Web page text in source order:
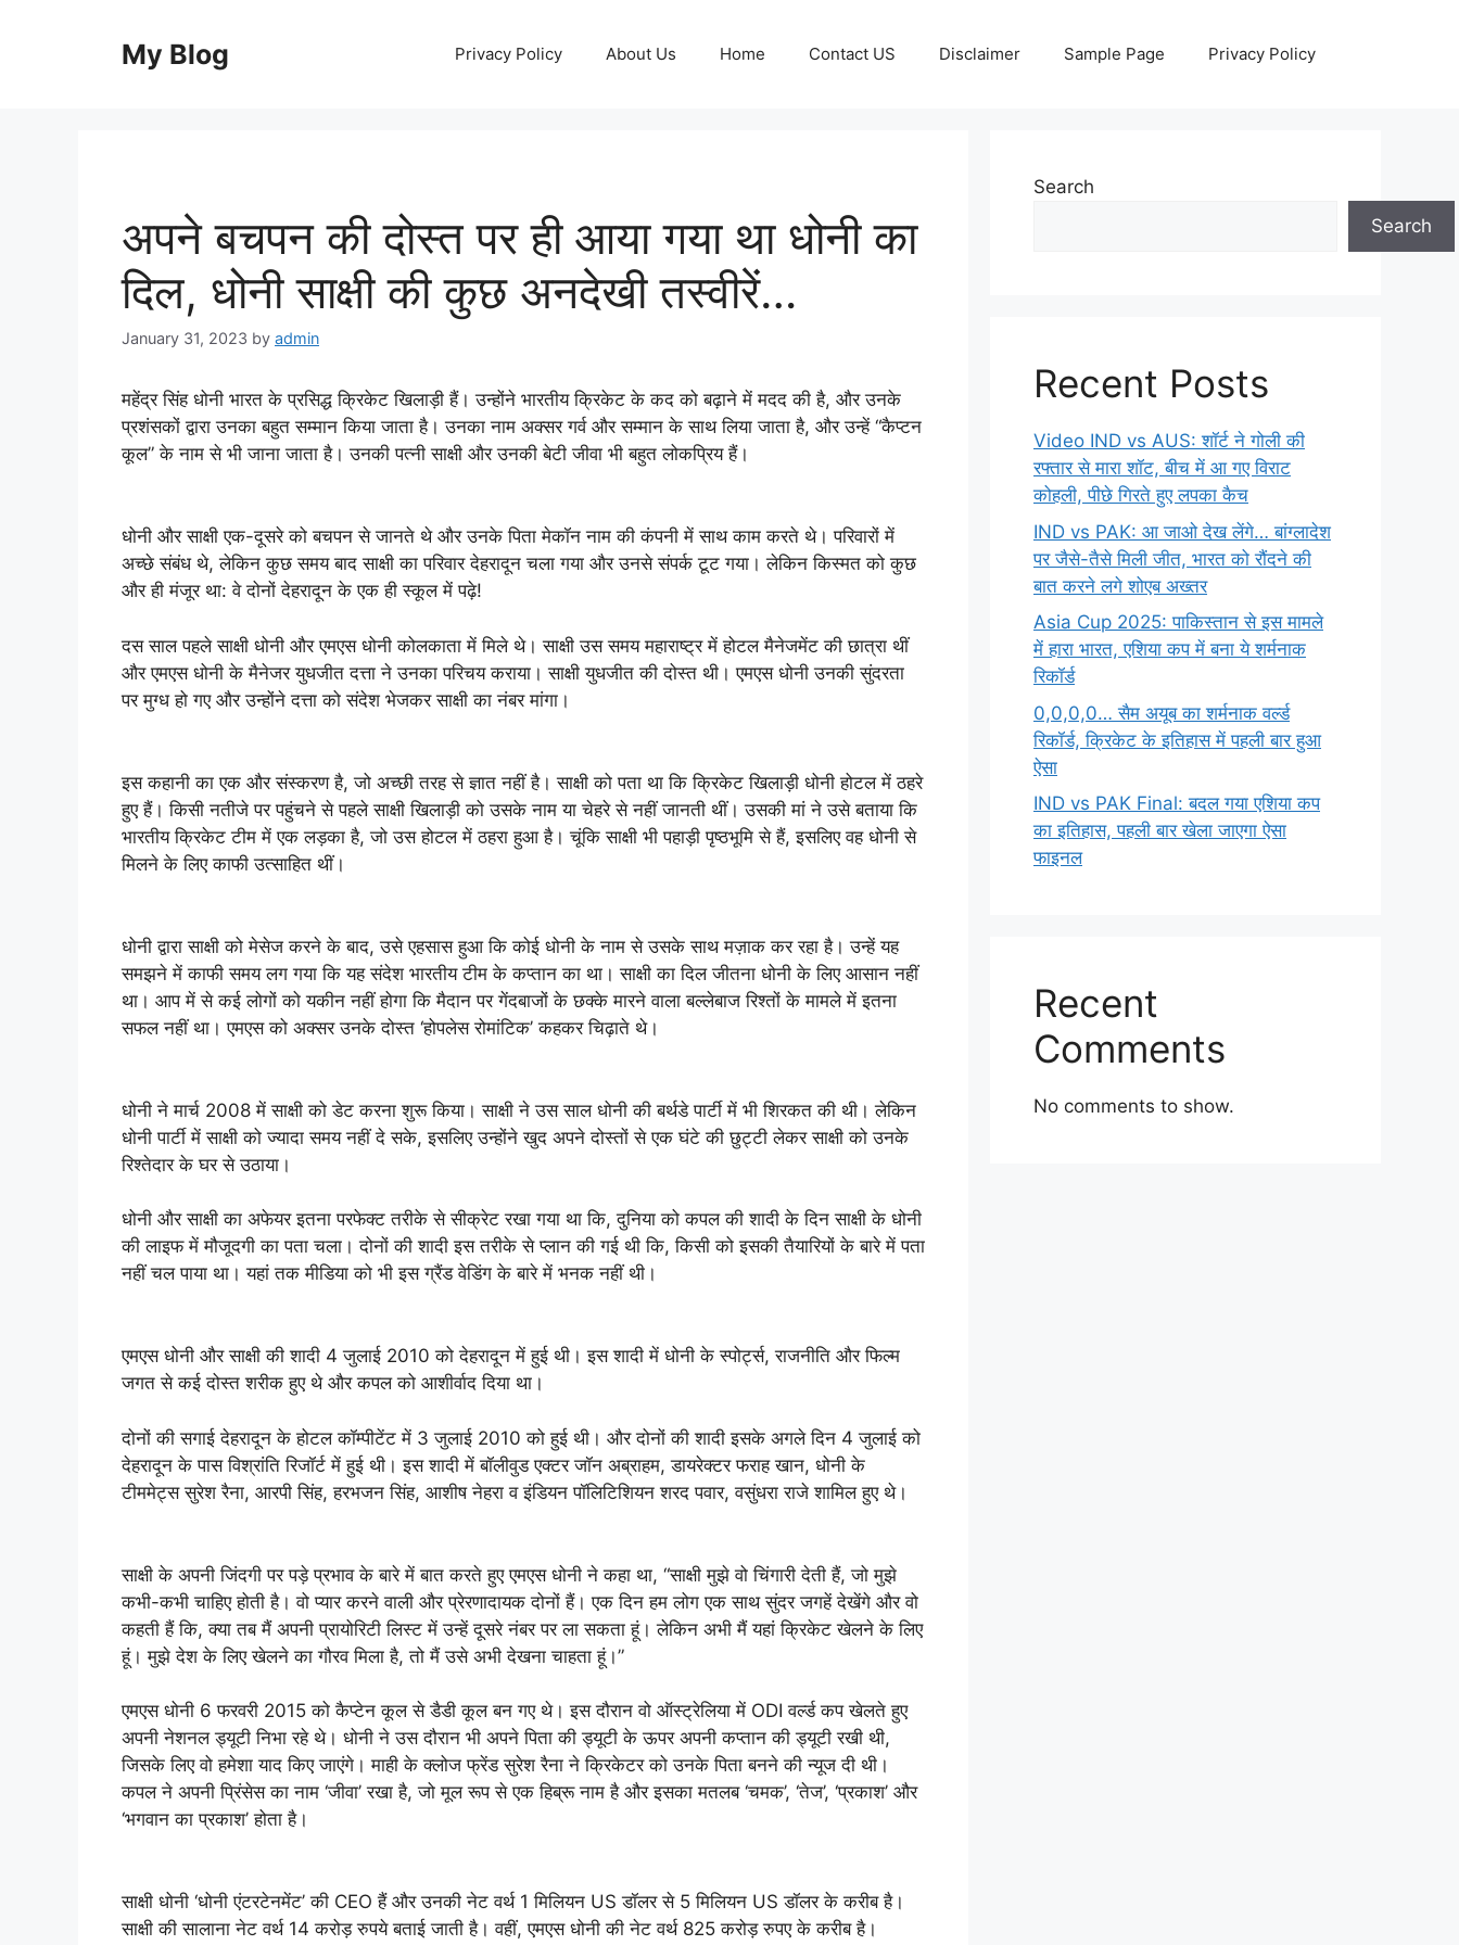
My Blog Privacy Policy About Us Home Contact US Disclaimer Sample Page Privacy Policy
अपने बचपन की दोस्त पर ही आया गया था धोनी का
दिल, धोनी साक्षी की कुछ अनदेखी तस्वीरें…
January 31, 2023 by admin
महेंद्र सिंह धोनी भारत के प्रसिद्ध क्रिकेट खिलाड़ी हैं। उन्होंने भारतीय क्रिकेट के कद को बढ़ाने में मदद की है, और उनके
प्रशंसकों द्वारा उनका बहुत सम्मान किया जाता है। उनका नाम अक्सर गर्व और सम्मान के साथ लिया जाता है, और उन्हें “कैप्टन
कूल” के नाम से भी जाना जाता है। उनकी पत्नी साक्षी और उनकी बेटी जीवा भी बहुत लोकप्रिय हैं।
धोनी और साक्षी एक-दूसरे को बचपन से जानते थे और उनके पिता मेकॉन नाम की कंपनी में साथ काम करते थे। परिवारों में
अच्छे संबंध थे, लेकिन कुछ समय बाद साक्षी का परिवार देहरादून चला गया और उनसे संपर्क टूट गया। लेकिन किस्मत को कुछ
और ही मंजूर था: वे दोनों देहरादून के एक ही स्कूल में पढ़े!
दस साल पहले साक्षी धोनी और एमएस धोनी कोलकाता में मिले थे। साक्षी उस समय महाराष्ट्र में होटल मैनेजमेंट की छात्रा थीं
और एमएस धोनी के मैनेजर युधजीत दत्ता ने उनका परिचय कराया। साक्षी युधजीत की दोस्त थी। एमएस धोनी उनकी सुंदरता
पर मुग्ध हो गए और उन्होंने दत्ता को संदेश भेजकर साक्षी का नंबर मांगा।
इस कहानी का एक और संस्करण है, जो अच्छी तरह से ज्ञात नहीं है। साक्षी को पता था कि क्रिकेट खिलाड़ी धोनी होटल में ठहरे
हुए हैं। किसी नतीजे पर पहुंचने से पहले साक्षी खिलाड़ी को उसके नाम या चेहरे से नहीं जानती थीं। उसकी मां ने उसे बताया कि
भारतीय क्रिकेट टीम में एक लड़का है, जो उस होटल में ठहरा हुआ है। चूंकि साक्षी भी पहाड़ी पृष्ठभूमि से हैं, इसलिए वह धोनी से
मिलने के लिए काफी उत्साहित थीं।
धोनी द्वारा साक्षी को मेसेज करने के बाद, उसे एहसास हुआ कि कोई धोनी के नाम से उसके साथ मज़ाक कर रहा है। उन्हें यह
समझने में काफी समय लग गया कि यह संदेश भारतीय टीम के कप्तान का था। साक्षी का दिल जीतना धोनी के लिए आसान नहीं
था। आप में से कई लोगों को यकीन नहीं होगा कि मैदान पर गेंदबाजों के छक्के मारने वाला बल्लेबाज रिश्तों के मामले में इतना
सफल नहीं था। एमएस को अक्सर उनके दोस्त ‘होपलेस रोमांटिक’ कहकर चिढ़ाते थे।
धोनी ने मार्च 2008 में साक्षी को डेट करना शुरू किया। साक्षी ने उस साल धोनी की बर्थडे पार्टी में भी शिरकत की थी। लेकिन
धोनी पार्टी में साक्षी को ज्यादा समय नहीं दे सके, इसलिए उन्होंने खुद अपने दोस्तों से एक घंटे की छुट्टी लेकर साक्षी को उनके
रिश्तेदार के घर से उठाया।
धोनी और साक्षी का अफेयर इतना परफेक्ट तरीके से सीक्रेट रखा गया था कि, दुनिया को कपल की शादी के दिन साक्षी के धोनी
की लाइफ में मौजूदगी का पता चला। दोनों की शादी इस तरीके से प्लान की गई थी कि, किसी को इसकी तैयारियों के बारे में पता
नहीं चल पाया था। यहां तक मीडिया को भी इस ग्रैंड वेडिंग के बारे में भनक नहीं थी।
एमएस धोनी और साक्षी की शादी 4 जुलाई 2010 को देहरादून में हुई थी। इस शादी में धोनी के स्पोर्ट्स, राजनीति और फिल्म
जगत से कई दोस्त शरीक हुए थे और कपल को आशीर्वाद दिया था।
दोनों की सगाई देहरादून के होटल कॉम्पीटेंट में 3 जुलाई 2010 को हुई थी। और दोनों की शादी इसके अगले दिन 4 जुलाई को
देहरादून के पास विश्रांति रिजॉर्ट में हुई थी। इस शादी में बॉलीवुड एक्टर जॉन अब्राहम, डायरेक्टर फराह खान, धोनी के
टीममेट्स सुरेश रैना, आरपी सिंह, हरभजन सिंह, आशीष नेहरा व इंडियन पॉलिटिशियन शरद पवार, वसुंधरा राजे शामिल हुए थे।
साक्षी के अपनी जिंदगी पर पड़े प्रभाव के बारे में बात करते हुए एमएस धोनी ने कहा था, “साक्षी मुझे वो चिंगारी देती हैं, जो मुझे
कभी-कभी चाहिए होती है। वो प्यार करने वाली और प्रेरणादायक दोनों हैं। एक दिन हम लोग एक साथ सुंदर जगहें देखेंगे और वो
कहती हैं कि, क्या तब मैं अपनी प्रायोरिटी लिस्ट में उन्हें दूसरे नंबर पर ला सकता हूं। लेकिन अभी मैं यहां क्रिकेट खेलने के लिए
हूं। मुझे देश के लिए खेलने का गौरव मिला है, तो मैं उसे अभी देखना चाहता हूं।”
एमएस धोनी 6 फरवरी 2015 को कैप्टेन कूल से डैडी कूल बन गए थे। इस दौरान वो ऑस्ट्रेलिया में ODI वर्ल्ड कप खेलते हुए
अपनी नेशनल ड्यूटी निभा रहे थे। धोनी ने उस दौरान भी अपने पिता की ड्यूटी के ऊपर अपनी कप्तान की ड्यूटी रखी थी,
जिसके लिए वो हमेशा याद किए जाएंगे। माही के क्लोज फ्रेंड सुरेश रैना ने क्रिकेटर को उनके पिता बनने की न्यूज दी थी।
कपल ने अपनी प्रिंसेस का नाम ‘जीवा’ रखा है, जो मूल रूप से एक हिब्रू नाम है और इसका मतलब ‘चमक’, ‘तेज’, ‘प्रकाश’ और
‘भगवान का प्रकाश’ होता है।
साक्षी धोनी ‘धोनी एंटरटेनमेंट’ की CEO हैं और उनकी नेट वर्थ 1 मिलियन US डॉलर से 5 मिलियन US डॉलर के करीब है।
साक्षी की सालाना नेट वर्थ 14 करोड़ रुपये बताई जाती है। वहीं, एमएस धोनी की नेट वर्थ 825 करोड़ रुपए के करीब है।
Search
Search
Recent Posts
Video IND vs AUS: शॉर्ट ने गोली की
रफ्तार से मारा शॉट, बीच में आ गए विराट
कोहली, पीछे गिरते हुए लपका कैच
IND vs PAK: आ जाओ देख लेंगे… बांग्लादेश
पर जैसे-तैसे मिली जीत, भारत को रौंदने की
बात करने लगे शोएब अख्तर
Asia Cup 2025: पाकिस्तान से इस मामले
में हारा भारत, एशिया कप में बना ये शर्मनाक
रिकॉर्ड
0,0,0,0… सैम अयूब का शर्मनाक वर्ल्ड
रिकॉर्ड, क्रिकेट के इतिहास में पहली बार हुआ
ऐसा
IND vs PAK Final: बदल गया एशिया कप
का इतिहास, पहली बार खेला जाएगा ऐसा
फाइनल
Recent
Comments
No comments to show.